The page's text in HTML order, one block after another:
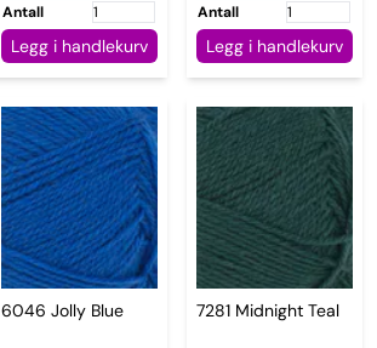
Antall
Legg i handlekurv
Antall
Legg i handlekurv
6046 Jolly Blue 7281 Midnight Teal